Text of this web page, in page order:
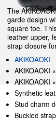
The
garde design
square toe.
leather upper,
strap closure
AKIKOAOKI
AKIKOAOKI
AKIKOAOKI
Synthetic
Stud charm
Buckled